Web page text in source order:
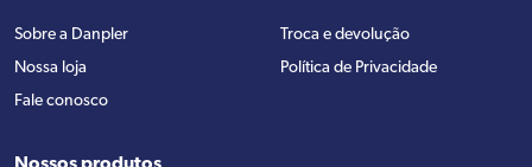
Sobre a Danpler
Nossa loja
Fale conosco
Troca e devolução
Política de Privacidade